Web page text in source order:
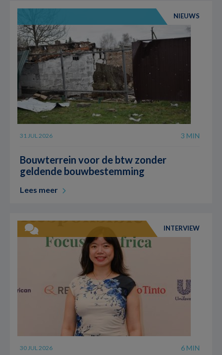
NIEUWS
31 JUL 2026 3 MIN
Bouwterrein voor de btw zonder
geldende bouwbestemming
Lees meer
INTERVIEW
30 JUL 2026 6 MIN